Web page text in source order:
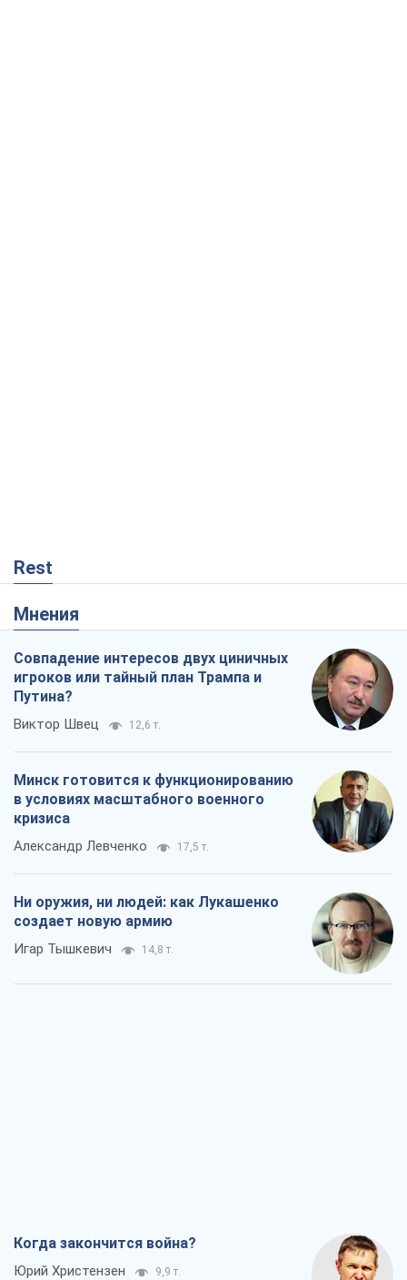
Rest
Мнения
Совпадение интересов двух циничных
игроков или тайный план Трампа и
Путина?
Виктор Швец 12,6 т.
Минск готовится к функционированию
в условиях масштабного военного
кризиса
Александр Левченко 17,5 т.
Ни оружия, ни людей: как Лукашенко
создает новую армию
Игар Тышкевич 14,8 т.
Когда закончится война?
Юрий Христензен 9,9 т.